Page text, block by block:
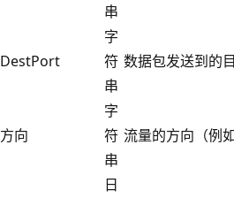
串
DestPort
字
符
串
数据包发送到的
方向
字
符
串
流量的方向（例
日